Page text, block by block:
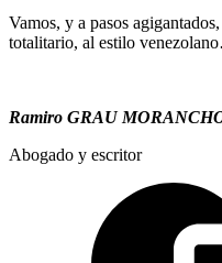
Vamos, y a pasos
totalitario, al estilo
Ramiro GRAU
Abogado y escritor